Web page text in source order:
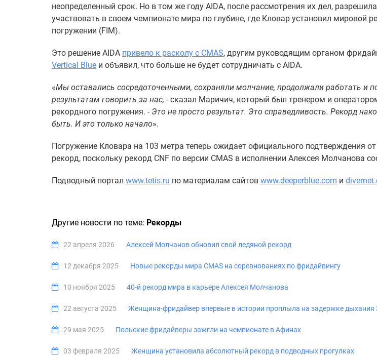
неопределенный срок. Но в том же году AIDA, после рассмотрения их дел,
участвовать в своем чемпионате мира по глубине, где Кловар установил мировой
погружении (FIM).
Это решение AIDA привело к расколу с CMAS, другим руководящим органом
Vertical Blue и объявил, что больше не будет сотрудничать с AIDA.
«Мы оставались сосредоточенными, сохраняли молчание, продолжали работать и
результатам говорить за нас, - сказал Маричич, который был тренером и
рекордного погружения. - Это не просто результат. Это справедливость. Рекорд
быть. И это только начало».
Погружение Кловара на 103 метра теперь ожидает официального подтверждения
рекорд, поскольку рекорд CNF по версии CMAS в исполнении Алексея Молчанова
Подводный портал www.tetis.ru по материалам сайтов www.deeperblue.com и
Другие новости по теме: Рекорды
22 апреля 2026 Алексей Молчанов обновил свой ледяной рекорд
12 декабря 2025 Новые рекорды мира CMAS на соревнованиях по фридайвингу
10 ноября 2025 40-й рекорд мира в карьере Алексея Молчанова
22 августа 2025 Женщина-фридайвер впервые в истории проплыла на задержке дыхания
29 мая 2025 Польские фридайверы зажгли на чемпионате в Афинах
03 февраля 2025 Женщина установила абсолютный рекорд в подводных прогулках